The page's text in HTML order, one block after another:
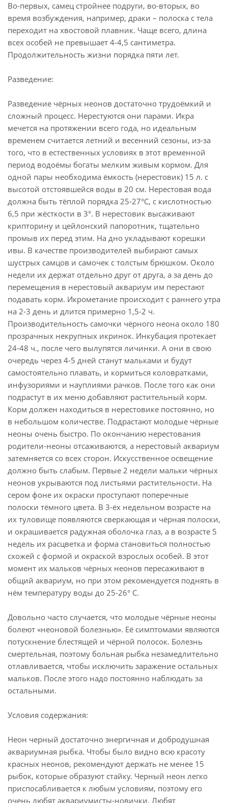
Во-первых, самец стройнее подруги, во-вторых, во
время возбуждения, например, драки – полоска с тела
переходит на хвостовой плавник. Чаще всего, длина
всех особей не превышает 4-4,5 сантиметра.
Продолжительность жизни порядка пяти лет.
Разведение:
Разведение чёрных неонов достаточно трудоёмкий и
сложный процесс. Нерестуются они парами. Икра
мечется на протяжении всего года, но идеальным
временем считается летний и весенний сезоны, из-за
того, что в естественных условиях в этот временной
период водоёмы богаты мелким живым кормом. Для
одной пары необходима ёмкость (нерестовик) 15 л. с
высотой отстоявшейся воды в 20 см. Нерестовая вода
должна быть тёплой порядка 25-27°C, с кислотностью
6,5 при жёсткости в 3°. В нерестовик высаживают
крипторину и цейлонский папоротник, тщательно
промыв их перед этим. На дно укладывают корешки
ивы. В качестве производителей выбирают самых
шустрых самцов и самочек с толстым брюшком. Около
недели их держат отдельно друг от друга, а за день до
перемещения в нерестовый аквариум им перестают
подавать корм. Икрометание происходит с раннего утра
на 2-3 день и длится примерно 1,5-2 ч.
Производительность самочки чёрного неона около 180
прозрачных некрупных икринок. Инкубация протекает
24-48 ч., после чего вылупятся личинки. А они в свою
очередь через 4-5 дней станут мальками и будут
самостоятельно плавать, и кормиться коловратками,
инфузориями и науплиями рачков. После того как они
подрастут в их меню добавляют растительный корм.
Корм должен находиться в нерестовике постоянно, но
в небольшом количестве. Подрастают молодые чёрные
неоны очень быстро. По окончанию нерестования
родители-неоны отсаживаются, а нерестовый аквариум
затемняется со всех сторон. Искусственное освещение
должно быть слабым. Первые 2 недели мальки чёрных
неонов укрываются под листьями растительности. На
сером фоне их окраски проступают поперечные
полоски тёмного цвета. В 3-ёх недельном возрасте на
их туловище появляются сверкающая и чёрная полоски,
и окрашивается радужная оболочка глаз, а в возрасте 5
недель их расцветка и форма становиться полностью
схожей с формой и окраской взрослых особей. В этот
момент их мальков чёрных неонов пересаживают в
общий аквариум, но при этом рекомендуется поднять в
нём температуру воды до 25-26° С.
Довольно часто случается, что молодые чёрные неоны
болеют «неоновой болезнью». Её симптомами являются
потускнение блестящей и чёрной полосок. Болезнь
смертельная, поэтому больная рыбка незамедлительно
отлавливается, чтобы исключить заражение остальных
мальков. После этого надо постоянно наблюдать за
остальными.
Условия содержания:
Неон черный достаточно энергичная и добродушная
аквариумная рыбка. Чтобы было видно всю красоту
красных неонов, рекомендуют держать не менее 15
рыбок, которые образуют стайку. Черный неон легко
приспосабливается к любым условиям, поэтому его
очень любят аквариумисты-новички. Любят